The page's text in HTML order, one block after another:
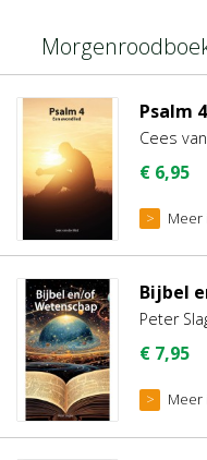
Psalm 4
Cees
€ 6,95
Meer
Bijbel
Peter
€ 7,95
Meer